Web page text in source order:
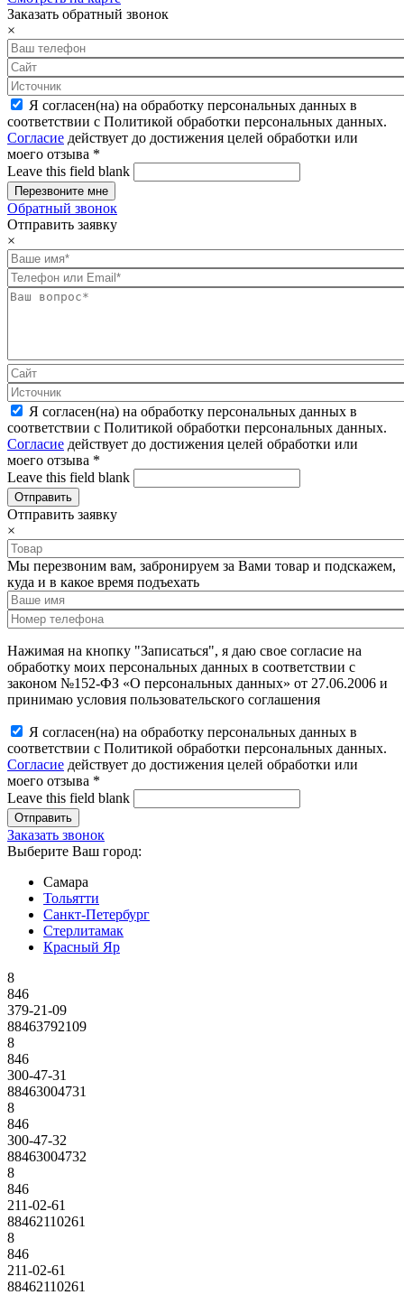
Заказать обратный звонок
×
Я согласен(на) на обработку персональных данных в
соответствии с Политикой обработки персональных данных.
Согласие действует до достижения целей обработки или
моего отзыва *
Leave this field blank
Обратный звонок
Отправить заявку
×
Я согласен(на) на обработку персональных данных в
соответствии с Политикой обработки персональных данных.
Согласие действует до достижения целей обработки или
моего отзыва *
Leave this field blank
Отправить заявку
×
Мы перезвоним вам, забронируем за Вами товар и подскажем,
куда и в какое время подъехать
Нажимая на кнопку "Записаться", я даю свое согласие на
обработку моих персональных данных в соответствии с
законом №152-ФЗ «О персональных данных» от 27.06.2006 и
принимаю условия пользовательского соглашения
Я согласен(на) на обработку персональных данных в
соответствии с Политикой обработки персональных данных.
Согласие действует до достижения целей обработки или
моего отзыва *
Leave this field blank
Заказать звонок
Выберите Ваш город:
Самара
Тольятти
Санкт-Петербург
Стерлитамак
Красный Яр
8
846
379-21-09
88463792109
8
846
300-47-31
88463004731
8
846
300-47-32
88463004732
8
846
211-02-61
88462110261
8
846
211-02-61
88462110261